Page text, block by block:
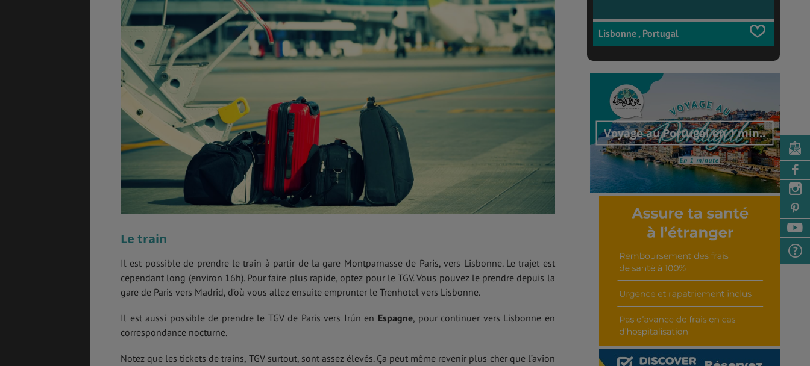
Le train
Il est possible de prendre le train à partir de la gare Montparnasse de Paris, vers Lisbonne. Le trajet est
cependant long (environ 16h). Pour faire plus rapide, optez pour le TGV. Vous pouvez le prendre depuis la
gare de Paris vers Madrid, d’où vous allez ensuite emprunter le Trenhotel vers Lisbonne.
Il est aussi possible de prendre le TGV de Paris vers Irún en Espagne, pour continuer vers Lisbonne en
correspondance nocturne.
Notez que les tickets de trains, TGV surtout, sont assez élevés. Ça peut même revenir plus cher que l’avion
Lisbonne , Portugal
Voyage au Portugal en 1 min..